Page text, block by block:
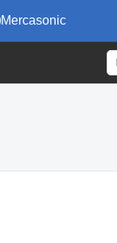
Mercasonic